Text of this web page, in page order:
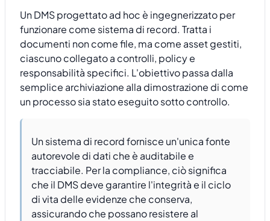
Un DMS progettato ad hoc è ingegnerizzato per
funzionare come sistema di record. Tratta i
documenti non come file, ma come asset gestiti,
ciascuno collegato a controlli, policy e
responsabilità specifici. L'obiettivo passa dalla
semplice archiviazione alla dimostrazione di come
un processo sia stato eseguito sotto controllo.
Un sistema di record fornisce un'unica fonte
autorevole di dati che è auditabile e
tracciabile. Per la compliance, ciò significa
che il DMS deve garantire l'integrità e il ciclo
di vita delle evidenze che conserva,
assicurando che possano resistere al